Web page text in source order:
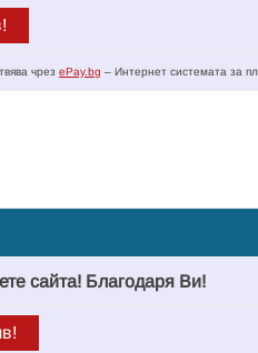
чрезePay.bg – Интернет системата за
сайта! Благодаря Ви!